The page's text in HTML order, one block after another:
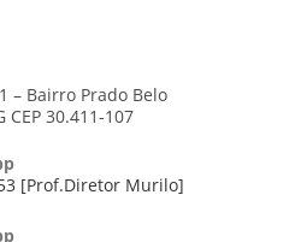
– Bairro Prado Belo
CEP 30.411-107
[Prof.Diretor Murilo]